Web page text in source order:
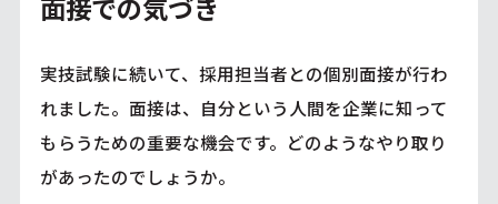
実技試験に続いて、採用担当者との個別面接が行わ
れました。面接は、自分という人間を企業に知って
もらうための重要な機会です。どのようなやり取り
があったのでしょうか。